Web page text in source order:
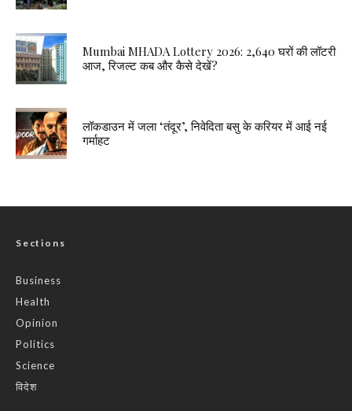
Mumbai MHADA Lottery 2026: 2,640 घरों की लॉटरी
आज, रिजल्ट कब और कैसे देखें?
लॉकडाउन में जला ‘तंदूर’, निवेदिता बसु के करियर में आई नई
गर्माहट
Sections
Business
Health
Opinion
Politics
Science
विदेश